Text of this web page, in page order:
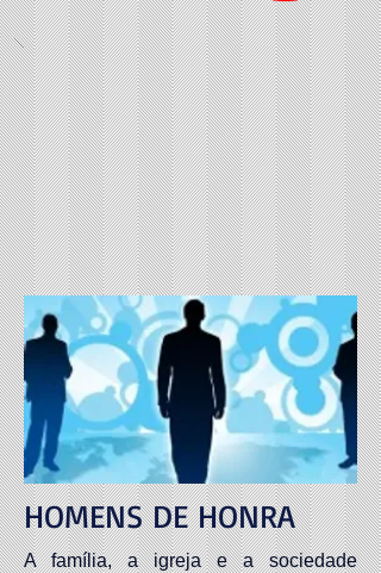
HOMENS DE HONRA
A família, a igreja e a sociedade